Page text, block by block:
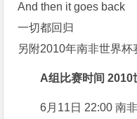
And then it goes back
一切都回归
另附2010年南非世界杯
A组比赛时间 2010
6月11日 22:00 南